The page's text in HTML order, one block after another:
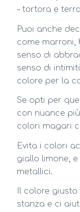
– tortora e
Puoi anche
come marroni,
senso di
senso di
colore per la
Se opti per
con nuance
colori magari
Evita i colori
giallo limone,
metallici.
Il colore
stanza e ci